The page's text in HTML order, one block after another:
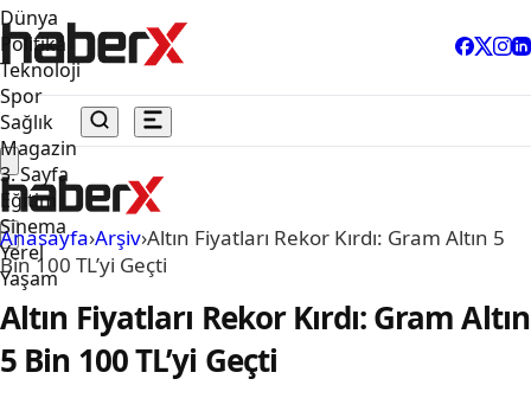
Dünya
Politika
Teknoloji
Spor
Sağlık
Magazin
3. Sayfa
Eğitim
Sinema
Yerel
Yaşam
Anasayfa›Arşiv›Altın Fiyatları Rekor Kırdı: Gram Altın 5
Bin 100 TL’yi Geçti
Altın Fiyatları Rekor Kırdı: Gram Altın
5 Bin 100 TL’yi Geçti